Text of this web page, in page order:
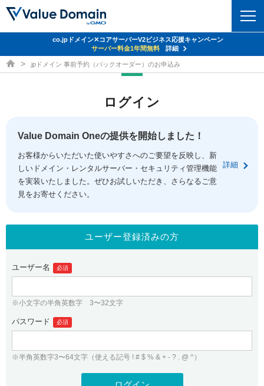
ドメイントップ
ドメイン移管
ドメイン価格一覧
ドメイン一括検索
.jpドメインオークション
gTLDオークション NEW!
.jpドメインバックオーダー
プレミアムドメイン
人気ドメインの種類
WHOIS検索
コアサーバー
バリューサーバー
XREA
セキュリティトップ
Value Domain ネットde診断
SSL証明書
サービストップ
お得意様割引
紹介制度
バリュードメインAPI
ドメイン・ホスティングOEM
facebook
ログイン
従来のバリュードメインをご利用希望の方
Value Domainにログイン
ユーザー登録
Value Domain 24周年キャンペーン
24%OFF クーポンGET＆その他特典あり！
co.jpドメイン✕コアサーバーV2ビジネス応援キャンペーン
サーバー料金1年間無料
詳細
ドメイン取得ならバリュードメイン
.jpドメイン 事前予約（バックオーダー）のお申込み
ログイン
Value Domain Oneの提供を開始しました！
お客様からいただいた使いやすさへのご要望を反映し、新
しいドメイン・レンタルサーバー・セキュリティ管理機能
を実装いたしました。ぜひお試しいただき、さらなるご意
見をお寄せください。
詳細
ユーザー登録済みの方
ユーザー名 必須
※小文字の半角英数字 3〜32文字
パスワード 必須
※半角英数字3〜64文字（使える記号 ! # $ % & + - ? . @ ^）